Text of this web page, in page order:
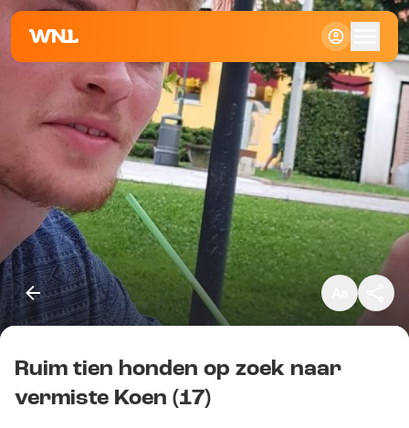
Klein
Standaard
Groot
Kopieer link
Ruim tien honden op zoek naar
vermiste Koen (17)